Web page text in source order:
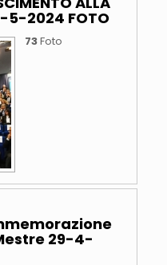
5-2024 FOTO
73Foto
29-4-